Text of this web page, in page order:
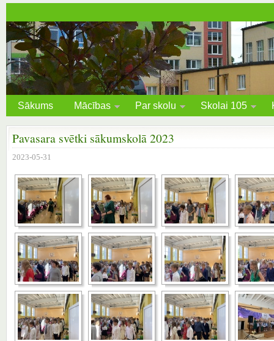
Sākums Mācības Par skolu Skolai 105
Pavasara svētki sākumskolā 2023
2023-05-31